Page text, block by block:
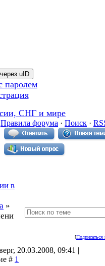
uID
паролем
СНГ и мире
Правила форума · Поиск ·
в
»
[Подписаться
20.03.2008, 09:41 |
# 1